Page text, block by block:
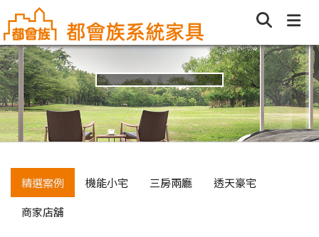
精選案例 機能小宅 三房兩廳
透天豪宅
商家店舖